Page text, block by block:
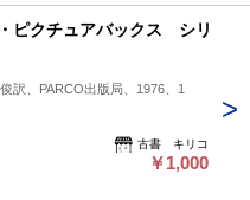
ふちに傷みがあります。天小口に
書き込み・線引きはありません。
ピクチュアバックス シリ
訳、PARCO出版局、1976、1
古書 キリコ
￥1,000